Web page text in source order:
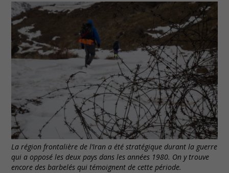
La région frontalière de l’Iran a été stratégique durant la guerre
qui a opposé les deux pays dans les années 1980. On y trouve
encore des barbelés qui témoignent de cette période.